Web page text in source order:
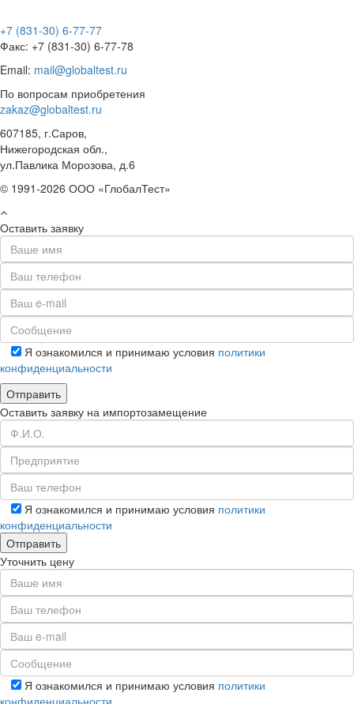
+7 (831-30) 6-77-77
Факс: +7 (831-30) 6-77-78
Email: mail@globaltest.ru
По вопросам приобретения
zakaz@globaltest.ru
607185, г.Саров,
Нижегородская обл.,
ул.Павлика Морозова, д.6
© 1991-2026 ООО «ГлобалТест»
Оставить заявку
Я ознакомился и принимаю условия политики
конфиденциальности
Оставить заявку на импортозамещение
Я ознакомился и принимаю условия политики
конфиденциальности
Уточнить цену
Я ознакомился и принимаю условия политики